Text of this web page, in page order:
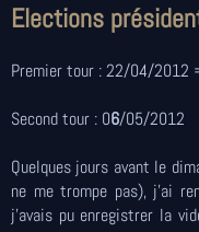
Elections
Premier tour : 22/04/
Second tour : 06/05/2012
Quelques jours avant le
ne me trompe pas), j'ai
j'avais pu enregistrer la